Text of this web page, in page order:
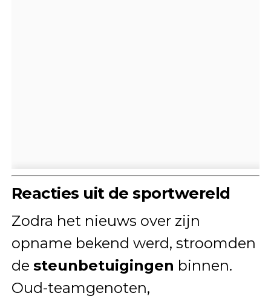
Reacties uit de sportwereld
Zodra het nieuws over zijn
opname bekend werd, stroomden
de steunbetuigingen binnen.
Oud-teamgenoten,